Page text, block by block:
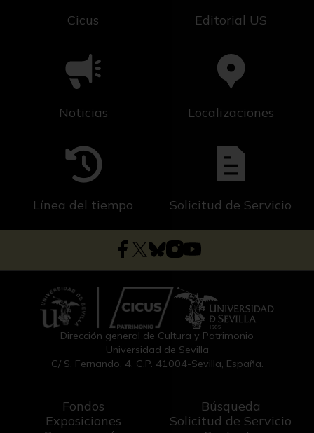
Cicus Editorial US
Noticias Localizaciones
Línea del tiempo Solicitud de Servicio
Dirección general de Cultura y Patrimonio
Universidad de Sevilla
C/ S. Fernando, 4, C.P. 41004-Sevilla, España.
Fondos
Exposiciones
Búsqueda
Solicitud de Servicio